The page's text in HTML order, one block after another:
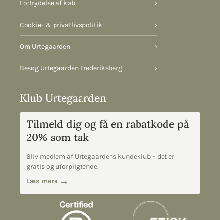
Fortrydelse af køb ›
Cookie- & privatlivspolitik ›
Om Urtegaarden ›
Besøg Urtegaarden Frederiksberg ›
Klub Urtegaarden
Tilmeld dig og få en rabatkode på
20% som tak
Bliv medlem af Urtegaardens kundeklub – det er
gratis og uforpligtende.
Læs mere